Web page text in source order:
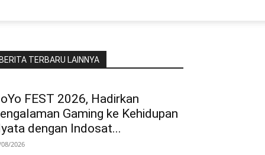
BERITA TERBARU LAINNYA
FEST 2026, Hadirkan
Gaming ke Kehidupan
dengan Indosat...
2026